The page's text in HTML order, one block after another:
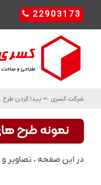
22903173
شرکت کسری -> پیدا کردن طرح
نمونه طرح های
در این صفحه ، تصاویر و نمونه طرح های غرفه سازی کد 1510 را